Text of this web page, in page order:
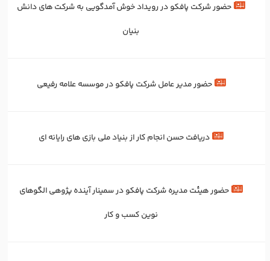
حضور شرکت پافکو در رویداد خوش آمدگویی به شرکت های دانش
بنیان
حضور مدیر عامل شرکت پافکو در موسسه علامه رفیعی
دریافت حسن انجام کار از بنیاد ملی بازی های رایانه ای
حضور هیئت مدیره شرکت پافکو در سمینار آینده پژوهی الگوهای
نوین کسب و کار